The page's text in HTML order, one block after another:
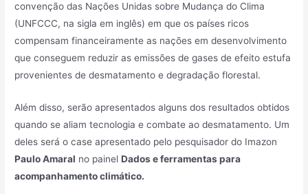
convenção das Nações Unidas sobre Mudança do Clima
(UNFCCC, na sigla em inglês) em que os países ricos
compensam financeiramente as nações em desenvolvimento
que conseguem reduzir as emissões de gases de efeito estufa
provenientes de desmatamento e degradação florestal.
Além disso, serão apresentados alguns dos resultados obtidos
quando se aliam tecnologia e combate ao desmatamento. Um
deles será o case apresentado pelo pesquisador do Imazon
Paulo Amaral no painelDados e ferramentas para
acompanhamento climático.